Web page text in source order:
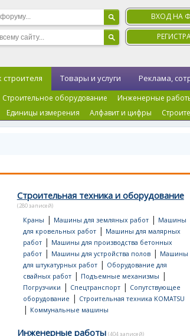
ВХОД НА
Строительное оборудование Инженерные
Единицы измерения Алфавит и цифры
Товары и услуги Реклама,
Строительная техника и оборудование
(280 записей)
Краны | Машины для земляных работ| Машины
для кровельных работ| Машины для малярных
работ| Машины для производства бетонных
работ| Машины для устройства полов| Машины
для штукатурных работ| Оборудование для
свайных работ| Подъемные механизмы |
Погрузчики | Спецтранспорт| Сопутствующее
оборудование | Строительная техника KOMATSU
| Коммунальные машины
Инженерные работы (404 записей)